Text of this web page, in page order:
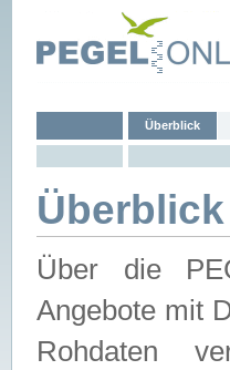
Überblick
Überblick
Über die
Angebote mit
Rohdaten